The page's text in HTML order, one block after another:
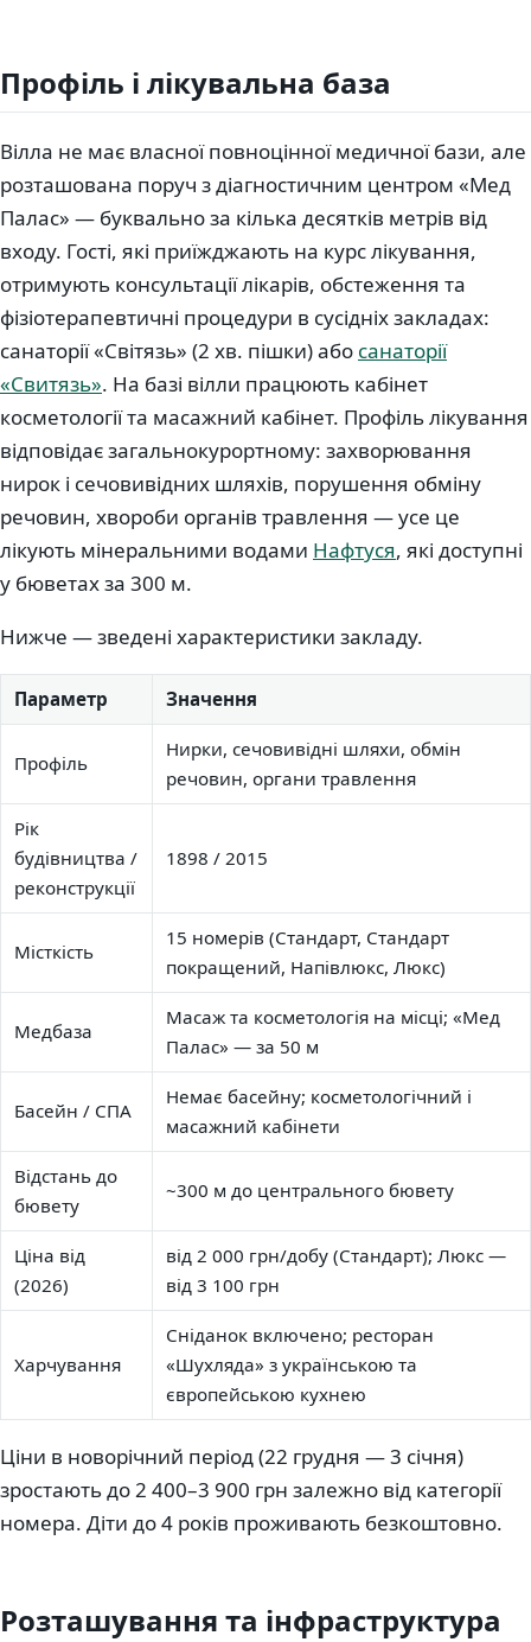
Профіль і лікувальна база
Вілла не має власної повноцінної медичної бази, але
розташована поруч з діагностичним центром «Мед
Палас» — буквально за кілька десятків метрів від
входу. Гості, які приїжджають на курс лікування,
отримують консультації лікарів, обстеження та
фізіотерапевтичні процедури в сусідніх закладах:
санаторії «Світязь» (2 хв. пішки) або санаторії
«Свитязь». На базі вілли працюють кабінет
косметології та масажний кабінет. Профіль лікування
відповідає загальнокурортному: захворювання
нирок і сечовивідних шляхів, порушення обміну
речовин, хвороби органів травлення — усе це
лікують мінеральними водами Нафтуся, які доступні
у бюветах за 300 м.
Нижче — зведені характеристики закладу.
Параметр Значення
Профіль
Нирки, сечовивідні шляхи, обмін
речовин, органи травлення
Рік
будівництва /
реконструкції
1898 / 2015
Місткість
15 номерів (Стандарт, Стандарт
покращений, Напівлюкс, Люкс)
Медбаза
Масаж та косметологія на місці; «Мед
Палас» — за 50 м
Басейн / СПА
Немає басейну; косметологічний і
масажний кабінети
Відстань до
бювету
~300 м до центрального бювету
Ціна від
(2026)
від 2 000 грн/добу (Стандарт); Люкс —
від 3 100 грн
Харчування
Сніданок включено; ресторан
«Шухляда» з українською та
європейською кухнею
Ціни в новорічний період (22 грудня — 3 січня)
зростають до 2 400–3 900 грн залежно від категорії
номера. Діти до 4 років проживають безкоштовно.
Розташування та інфраструктура